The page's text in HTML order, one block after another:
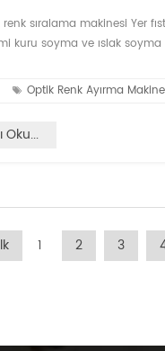
renk sıralama makinesi Yer
kuru soyma ve ıslak soyma
Optik Renk Ayırma
Oku...
1 2 3